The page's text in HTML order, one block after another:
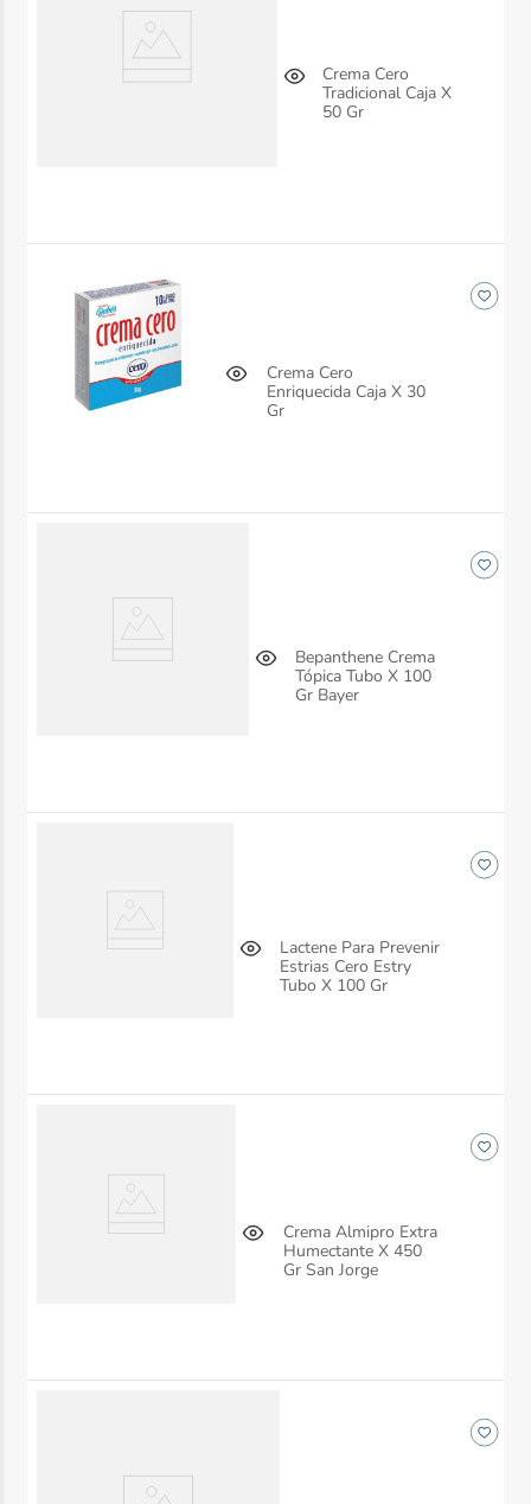
Crema Cero
Tradicional Caja X
50 Gr
Crema Cero
Enriquecida Caja X 30
Gr
Bepanthene Crema
Tópica Tubo X 100
Gr Bayer
Lactene Para Prevenir
Estrias Cero Estry
Tubo X 100 Gr
Crema Almipro Extra
Humectante X 450
Gr San Jorge